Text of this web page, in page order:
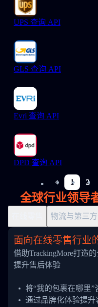
UPS 查询 API
GLS 查询 API
Evri 查询 API
DPD 查询 API
1 2
全球行业领导
物流与第三
面向在线零售行业
借助TrackingMore打造
提升售后体验
将“我的包裹在哪里”
通过品牌化体验提升